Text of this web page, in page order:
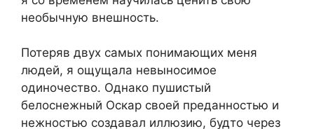
необычную внешность.
Потеряв двух самых понимающих меня
людей, я ощущала невыносимое
одиночество. Однако пушистый
белоснежный Оскар своей преданностью и
нежностью создавал иллюзию, будто через